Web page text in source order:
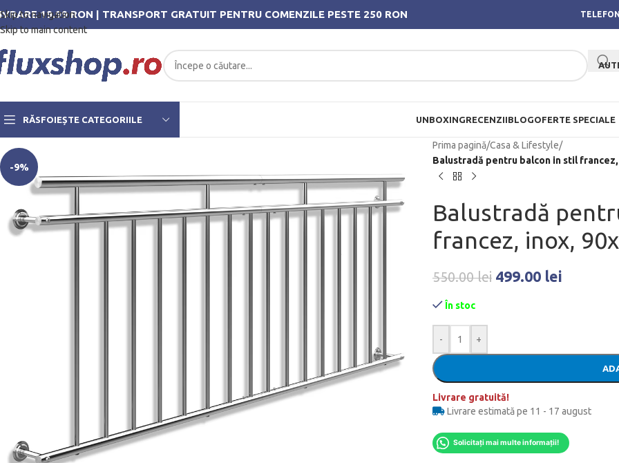
Skip to navigation
Skip to main content
19.99 RON | TRANSPORT GRATUIT PENTRU COMENZILE PESTE 250 RON
RĂSFOIEȘTE CATEGORIILE UNBOXINGRECENZIIBLOGOFERTE SPECIALE
-9%
Prima pagină/Casa & Lifestyle/
Balustradă pentru balcon in stil
Balustradă
francez, inox,
550.00lei 499.00 lei
În stoc
- +
Livrare gratuită!
Livrare estimată pe 11 - 17 august
Solicitați mai multe informații!